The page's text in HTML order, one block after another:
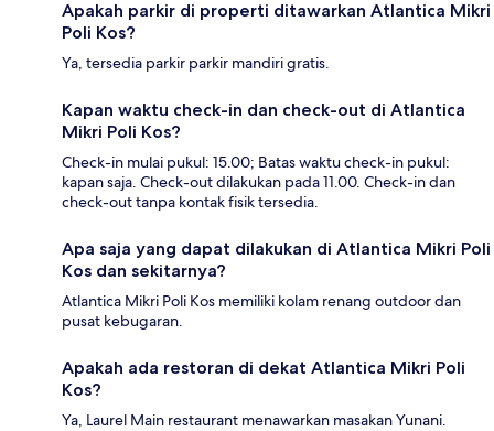
Apakah parkir di properti ditawarkan Atlantica Mikri
Poli Kos?
Ya, tersedia parkir parkir mandiri gratis.
Kapan waktu check-in dan check-out di Atlantica
Mikri Poli Kos?
Check-in mulai pukul: 15.00; Batas waktu check-in pukul:
kapan saja. Check-out dilakukan pada 11.00. Check-in dan
check-out tanpa kontak fisik tersedia.
Apa saja yang dapat dilakukan di Atlantica Mikri Poli
Kos dan sekitarnya?
Atlantica Mikri Poli Kos memiliki kolam renang outdoor dan
pusat kebugaran.
Apakah ada restoran di dekat Atlantica Mikri Poli
Kos?
Ya, Laurel Main restaurant menawarkan masakan Yunani.